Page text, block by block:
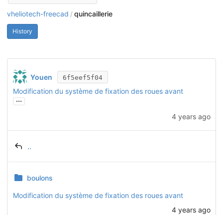
vheliotech-freecad / quincaillerie
History
Youen 6f5eef5f04
Modification du système de fixation des roues avant
...
4 years ago
..
boulons
Modification du système de fixation des roues avant
4 years ago